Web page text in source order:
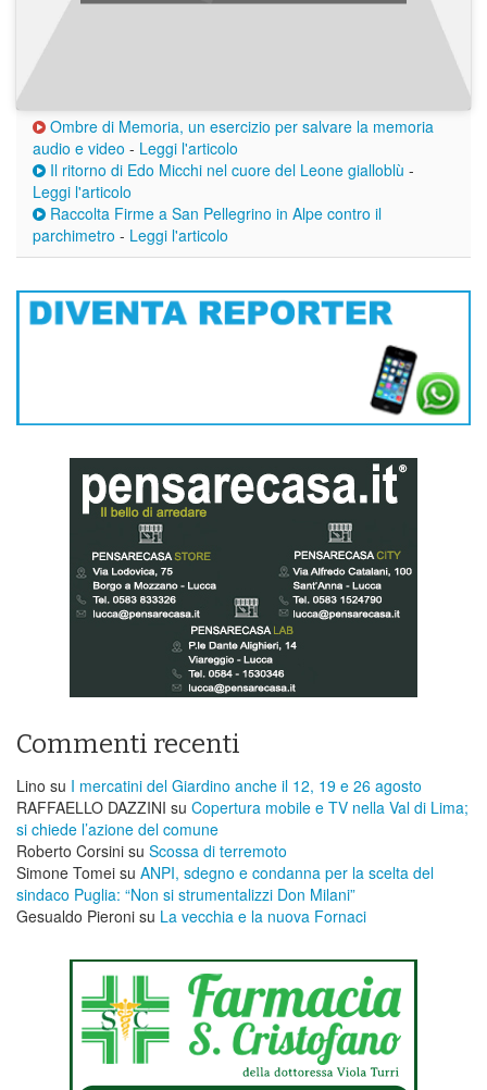
Ombre di Memoria, un esercizio per salvare la memoria
audio e video - Leggi l'articolo
Il ritorno di Edo Micchi nel cuore del Leone gialloblù -
Leggi l'articolo
Raccolta Firme a San Pellegrino in Alpe contro il
parchimetro - Leggi l'articolo
Commenti recenti
Lino su I mercatini del Giardino anche il 12, 19 e 26 agosto
RAFFAELLO DAZZINI su ​Copertura mobile e TV nella Val di Lima;
si chiede l’azione del comune
Roberto Corsini su Scossa di terremoto
Simone Tomei su ANPI, sdegno e condanna per la scelta del
sindaco Puglia: “Non si strumentalizzi Don Milani”
Gesualdo Pieroni su La vecchia e la nuova Fornaci